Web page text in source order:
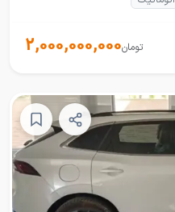
2,000,000,000تومان